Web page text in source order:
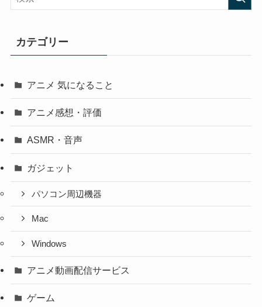
カテゴリー
アニメ 気になること
アニメ感想・評価
ASMR・音声
ガジェット
パソコン周辺機器
Mac
Windows
アニメ動画配信サービス
ゲーム